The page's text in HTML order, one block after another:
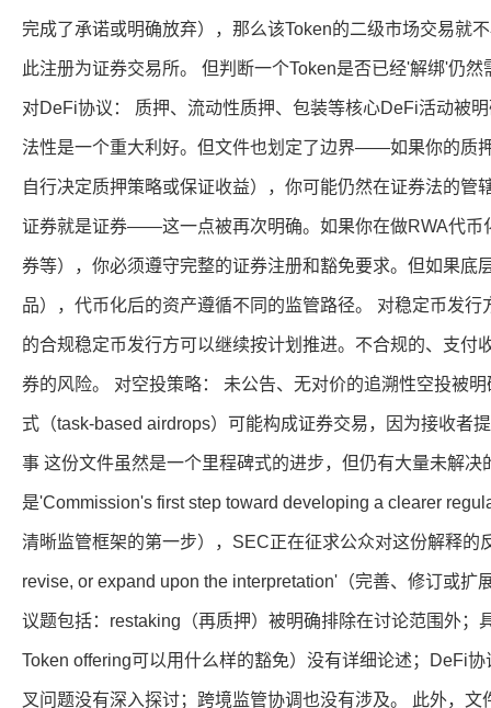
完成了承诺或明确放弃），那么该Token的二级市场交易就
此注册为证券交易所。 但判断一个Token是否已经'解绑'仍
对DeFi协议： 质押、流动性质押、包装等核心DeFi活动被
法性是一个重大利好。但文件也划定了边界——如果你的质
自行决定质押策略或保证收益），你可能仍然在证券法的管
证券就是证券——这一点被再次明确。如果你在做RWA代币
券等），你必须遵守完整的证券注册和豁免要求。但如果底
品），代币化后的资产遵循不同的监管路径。 对稳定币发行
的合规稳定币发行方可以继续按计划推进。不合规的、支付
券的风险。 对空投策略： 未公告、无对价的追溯性空投被
式（task-based airdrops）可能构成证券交易，因为接收者
事 这份文件虽然是一个里程碑式的进步，但仍有大量未解决
是'Commission's first step toward developing a clearer
清晰监管框架的第一步），SEC正在征求公众对这份解释的
revise, or expand upon the interpretation'（完善、修订或扩
议题包括：restaking（再质押）被明确排除在讨论范围外；
Token offering可以用什么样的豁免）没有详细论述；DeFi
叉问题没有深入探讨；跨境监管协调也没有涉及。 此外，文